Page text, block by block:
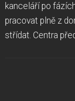
kanceláří po
pracovat plně z
střídat. Centra